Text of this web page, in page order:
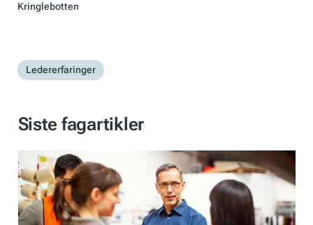
Kringlebotten
Ledererfaringer
Siste fagartikler